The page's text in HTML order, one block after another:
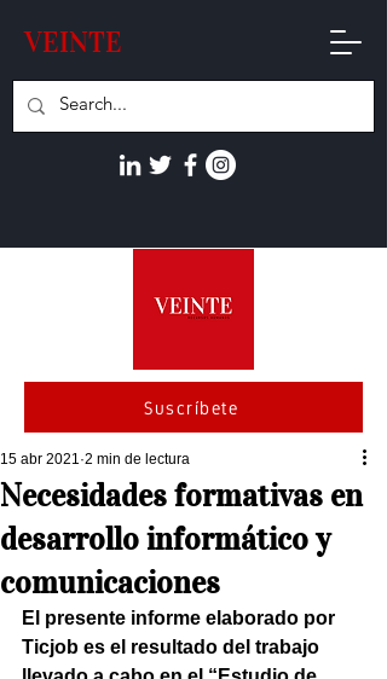
VEINTE
Suscríbete
Necesidades formativas en
desarrollo informático y
comunicaciones
15 abr 2021 2 min de lectura
El presente informe elaborado por
Ticjob es el resultado del trabajo